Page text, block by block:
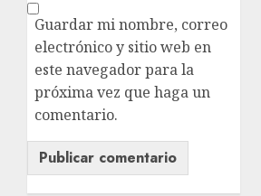
Guardar mi nombre, correo
electrónico y sitio web en
este navegador para la
próxima vez que haga un
comentario.